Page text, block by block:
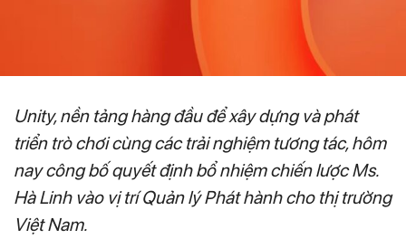
Unity, nền tảng hàng đầu để xây dựng và phát
triển trò chơi cùng các trải nghiệm tương tác, hôm
nay công bố quyết định bổ nhiệm chiến lược Ms.
Hà Linh vào vị trí Quản lý Phát hành cho thị trường
Việt Nam.